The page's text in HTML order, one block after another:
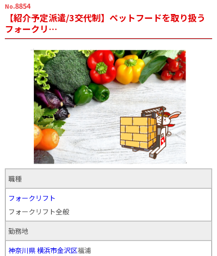
No.8854
【紹介予定派遣/3交代制】ペットフードを取り扱う
フォークリ…
職種
フォークリフト
フォークリフト全般
勤務地
神奈川県横浜市金沢区福浦